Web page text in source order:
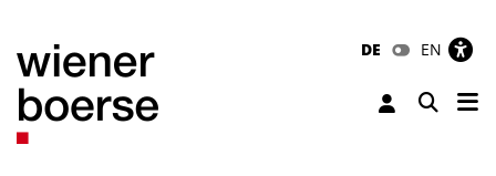
DE EN
Toggle